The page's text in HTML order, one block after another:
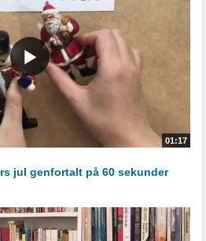
01:17
jul genfortalt på 60 sekunder